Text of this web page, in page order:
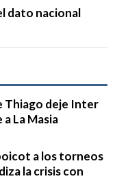
dato nacional
Thiago deje Inter
La Masia
a los torneos
la crisis con